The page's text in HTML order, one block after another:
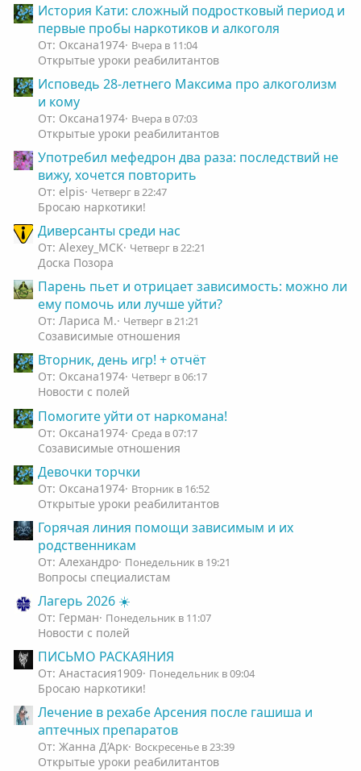
История Кати: сложный подростковый период и
первые пробы наркотиков и алкоголя
От: Оксана1974 Вчера в 11:04
Открытые уроки реабилитантов
Исповедь 28-летнего Максима про алкоголизм
и кому
От: Оксана1974 Вчера в 07:03
Открытые уроки реабилитантов
Употребил мефедрон два раза: последствий не
вижу, хочется повторить
От: elpis Четверг в 22:47
Бросаю наркотики!
Диверсанты среди нас
От: Alexey_MCK Четверг в 22:21
Доска Позора
Парень пьет и отрицает зависимость: можно ли
ему помочь или лучше уйти?
От: Лариса М. Четверг в 21:21
Созависимые отношения
Вторник, день игр! + отчёт
От: Оксана1974 Четверг в 06:17
Новости с полей
Помогите уйти от наркомана!
От: Оксана1974 Среда в 07:17
Созависимые отношения
Девочки торчки
От: Оксана1974 Вторник в 16:52
Открытые уроки реабилитантов
Горячая линия помощи зависимым и их
родственникам
От: Алехандро Понедельник в 19:21
Вопросы специалистам
Лагерь 2026 ☀️
От: Герман Понедельник в 11:07
Новости с полей
ПИСЬМО РАСКАЯНИЯ
От: Анастасия1909 Понедельник в 09:04
Бросаю наркотики!
Лечение в рехабе Арсения после гашиша и
аптечных препаратов
От: Жанна Д’Арк Воскресенье в 23:39
Открытые уроки реабилитантов